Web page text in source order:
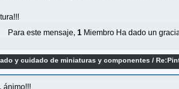
Para este mensaje, 1 Miembro Ha dado un
y cuidado de miniaturas y componentes /
ánimo!!!